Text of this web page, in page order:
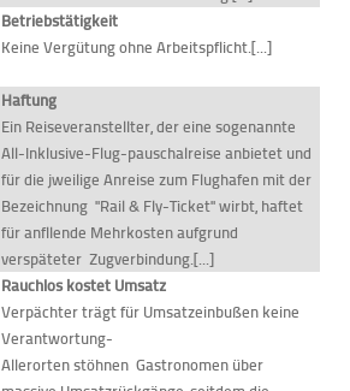
Betriebstätigkeit
Keine Vergütung ohne Arbeitspflicht.[...]
Haftung
Ein Reiseveranstellter, der eine sogenannte
All-Inklusive-Flug-pauschalreise anbietet und
für die jweilige Anreise zum Flughafen mit der
Bezeichnung "Rail & Fly-Ticket" wirbt, haftet
für anfllende Mehrkosten aufgrund
verspäteter Zugverbindung.[...]
Rauchlos kostet Umsatz
Verpächter trägt für Umsatzeinbußen keine
Verantwortung-
Allerorten stöhnen Gastronomen über